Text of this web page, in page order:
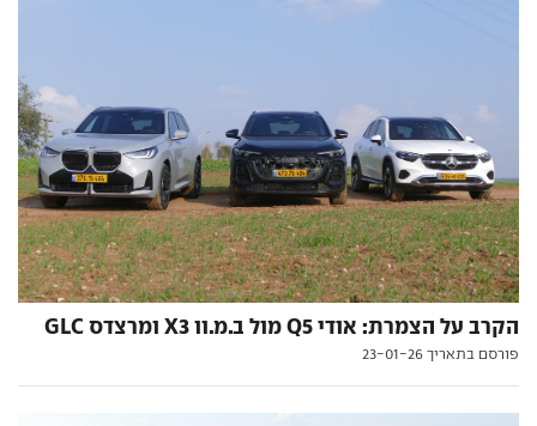
הקרב על הצמרת: אודי Q5 מול ב.מ.וו X3 ומרצדס GLC
פורסם בתאריך 23-01-26